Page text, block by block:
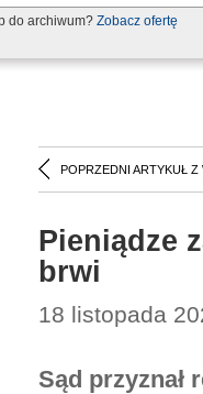
do archiwum? Zobacz ofertę
POPRZEDNI ARTYKUŁ Z
Pieniądze
brwi
18 listopada
Sąd przyznał